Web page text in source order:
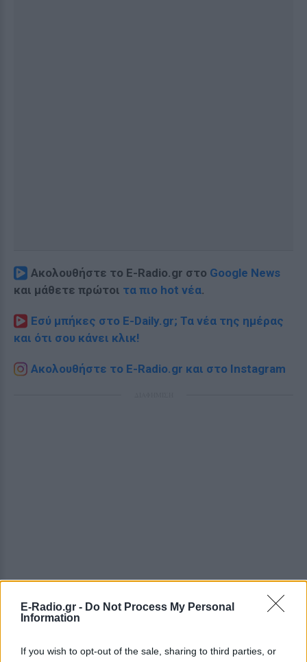
E-Radio.gr - Do Not Process My Personal
Information
If you wish to opt-out of the sale, sharing to third parties, or
Ακολουθήστε το E-Radio.gr στο Google News
και μάθετε πρώτοι τα πιο hot νέα.
Εσύ μπήκες στο E-Daily.gr; Τα νέα της ημέρας
και ότι σου κάνει κλικ!
Ακολουθήστε το E-Radio.gr και στο Instagram